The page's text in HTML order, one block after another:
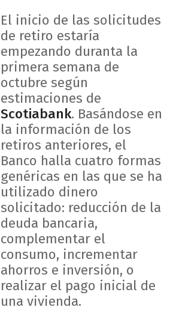
El inicio de las solicitudes
de retiro estaría
empezando duranta la
primera semana de
octubre según
estimaciones de
Scotiabank. Basándose en
la información de los
retiros anteriores, el
Banco halla cuatro formas
genéricas en las que se ha
utilizado dinero
solicitado: reducción de la
deuda bancaria,
complementar el
consumo, incrementar
ahorros e inversión, o
realizar el pago inicial de
una vivienda.